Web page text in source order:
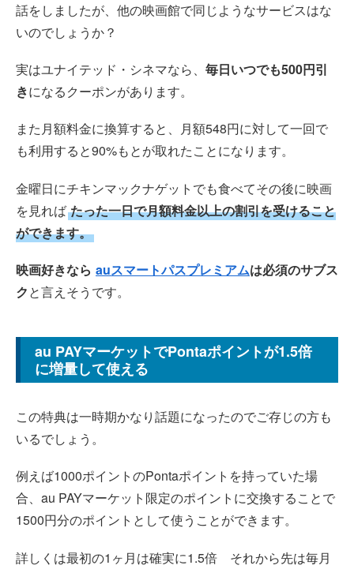
話をしましたが、他の映画館で同じようなサービスはな
いのでしょうか？
実はユナイテッド・シネマなら、 毎日いつでも500円引
きになるクーポンがあります。
また月額料金に換算すると、月額548円に対して一回で
も利用すると90%もとが取れたことになります。
金曜日にチキンマックナゲットでも食べてその後に映画
を見れば たった一日で月額料金以上の割引を受けること
ができます。
映画好きなら auスマートパスプレミアムは必須のサブス
クと言えそうです。
au PAYマーケットでPontaポイントが1.5倍
に増量して使える
この特典は一時期かなり話題になったのでご存じの方も
いるでしょう。
例えば1000ポイントのPontaポイントを持っていた場
合、au PAYマーケット限定のポイントに交換することで
1500円分のポイントとして使うことができます。
詳しくは最初の1ヶ月は確実に1.5倍 それから先は毎月